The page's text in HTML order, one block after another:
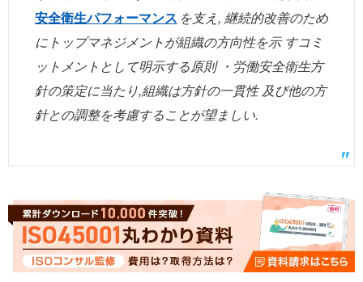
安全衛生パフォーマンス を支え, 継続的改善のため
にトップマネジメントが組織の方向性を示 すコミ
ットメントとして明示する原則 ・労働安全衛生方
針の策定に当たり,組織は方針の一貫性 及び他の方
針との調整を考慮することが望ましい.